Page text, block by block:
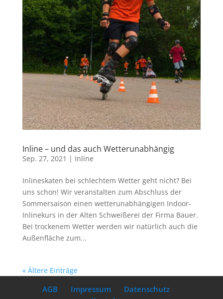
Inline – und das auch Wetterunabhängig
Sep. 27, 2021 | Inline
Inlineskaten bei schlechtem Wetter geht nicht? Bei
uns schon! Wir veranstalten zum Abschluss der
Sommersaison einen wetterunabhängigen Indoor-
Inlinekurs in der Alten Schweißerei der Firma Bauer.
Bei trockenem Wetter werden wir natürlich auch die
Außenfläche zum...
« Ältere Einträge
AGB Impressum
Datenschutz